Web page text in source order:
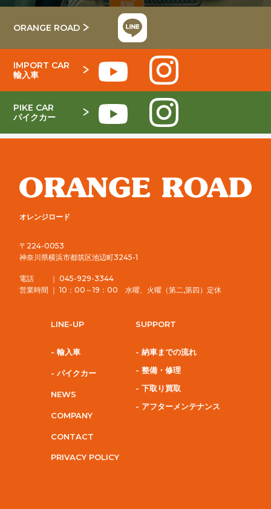
ORANGE ROAD
IMPORT CAR
輸入車
PIKE CAR
パイクカー
オレンジロード
〒224-0053
神奈川県横浜市都筑区池辺町3245-1
電話 ｜ 045-929-3344
営業時間 ｜ 10：00～19：00 水曜、火曜（第二,第四）定休
LINE-UP
- 輸入車
- パイクカー
NEWS
COMPANY
CONTACT
PRIVACY POLICY
SUPPORT
- 納車までの流れ
- 整備・修理
- 下取り買取
- アフターメンテナンス